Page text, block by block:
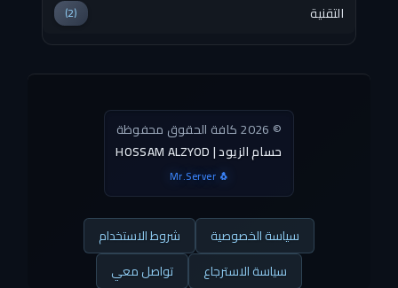
التقنية (2)
© 2026 كافة الحقوق محفوظة
HOSSAM ALZYOD | حسام الزيود
Mr.Server 🐧
سياسة الخصوصية
شروط الاستخدام
سياسة الاسترجاع
تواصل معي